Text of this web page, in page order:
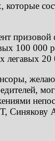
которые
призовой
100 000
легавых
Синякову